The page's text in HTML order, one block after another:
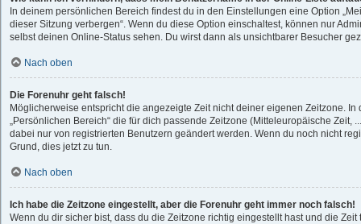
In deinem persönlichen Bereich findest du in den Einstellungen eine Option
dieser Sitzung verbergen“. Wenn du diese Option einschaltest, können nur
selbst deinen Online-Status sehen. Du wirst dann als unsichtbarer Besucher
Nach oben
Die Forenuhr geht falsch!
Möglicherweise entspricht die angezeigte Zeit nicht deiner eigenen Zeitzone. In
„Persönlichen Bereich“ die für dich passende Zeitzone (Mitteleuropäische Zeit,
dabei nur von registrierten Benutzern geändert werden. Wenn du noch nicht
Grund, dies jetzt zu tun.
Nach oben
Ich habe die Zeitzone eingestellt, aber die Forenuhr geht immer noch falsch!
Wenn du dir sicher bist, dass du die Zeitzone richtig eingestellt hast und die